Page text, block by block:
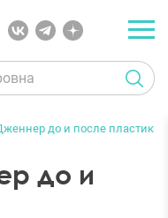
до и после пластики
до и